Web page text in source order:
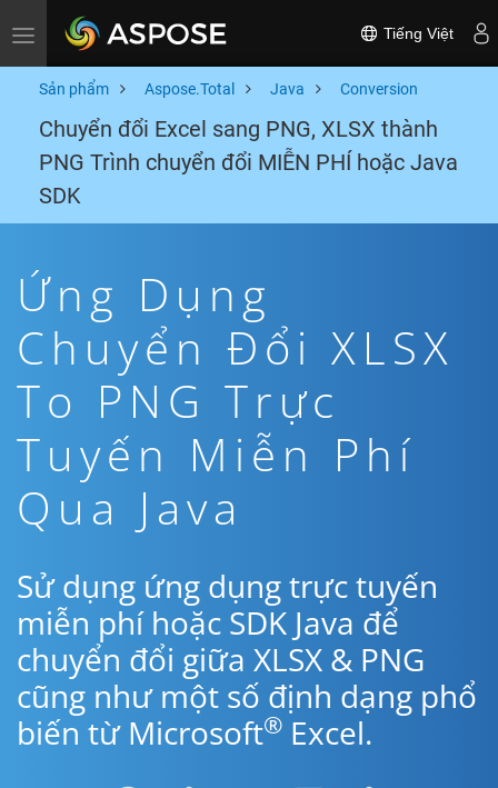
Toggle navigation Tiếng Việt
Sản phẩm Aspose.Total Java Conversion
Chuyển đổi Excel sang PNG, XLSX thành
PNG Trình chuyển đổi MIỄN PHÍ hoặc Java
SDK
Ứng Dụng
Chuyển Đổi XLSX
To PNG Trực
Tuyến Miễn Phí
Qua Java
Sử dụng ứng dụng trực tuyến
miễn phí hoặc SDK Java để
chuyển đổi giữa XLSX & PNG
cũng như một số định dạng phổ
biến từ Microsoft® Excel.